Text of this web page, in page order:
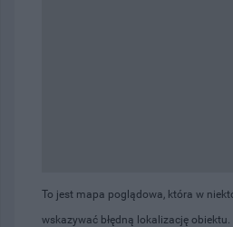
To jest mapa poglądowa, która w
wskazywać błędną lokalizację obiektu.